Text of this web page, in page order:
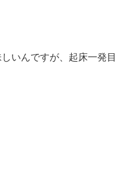
いんですが、起床一発目